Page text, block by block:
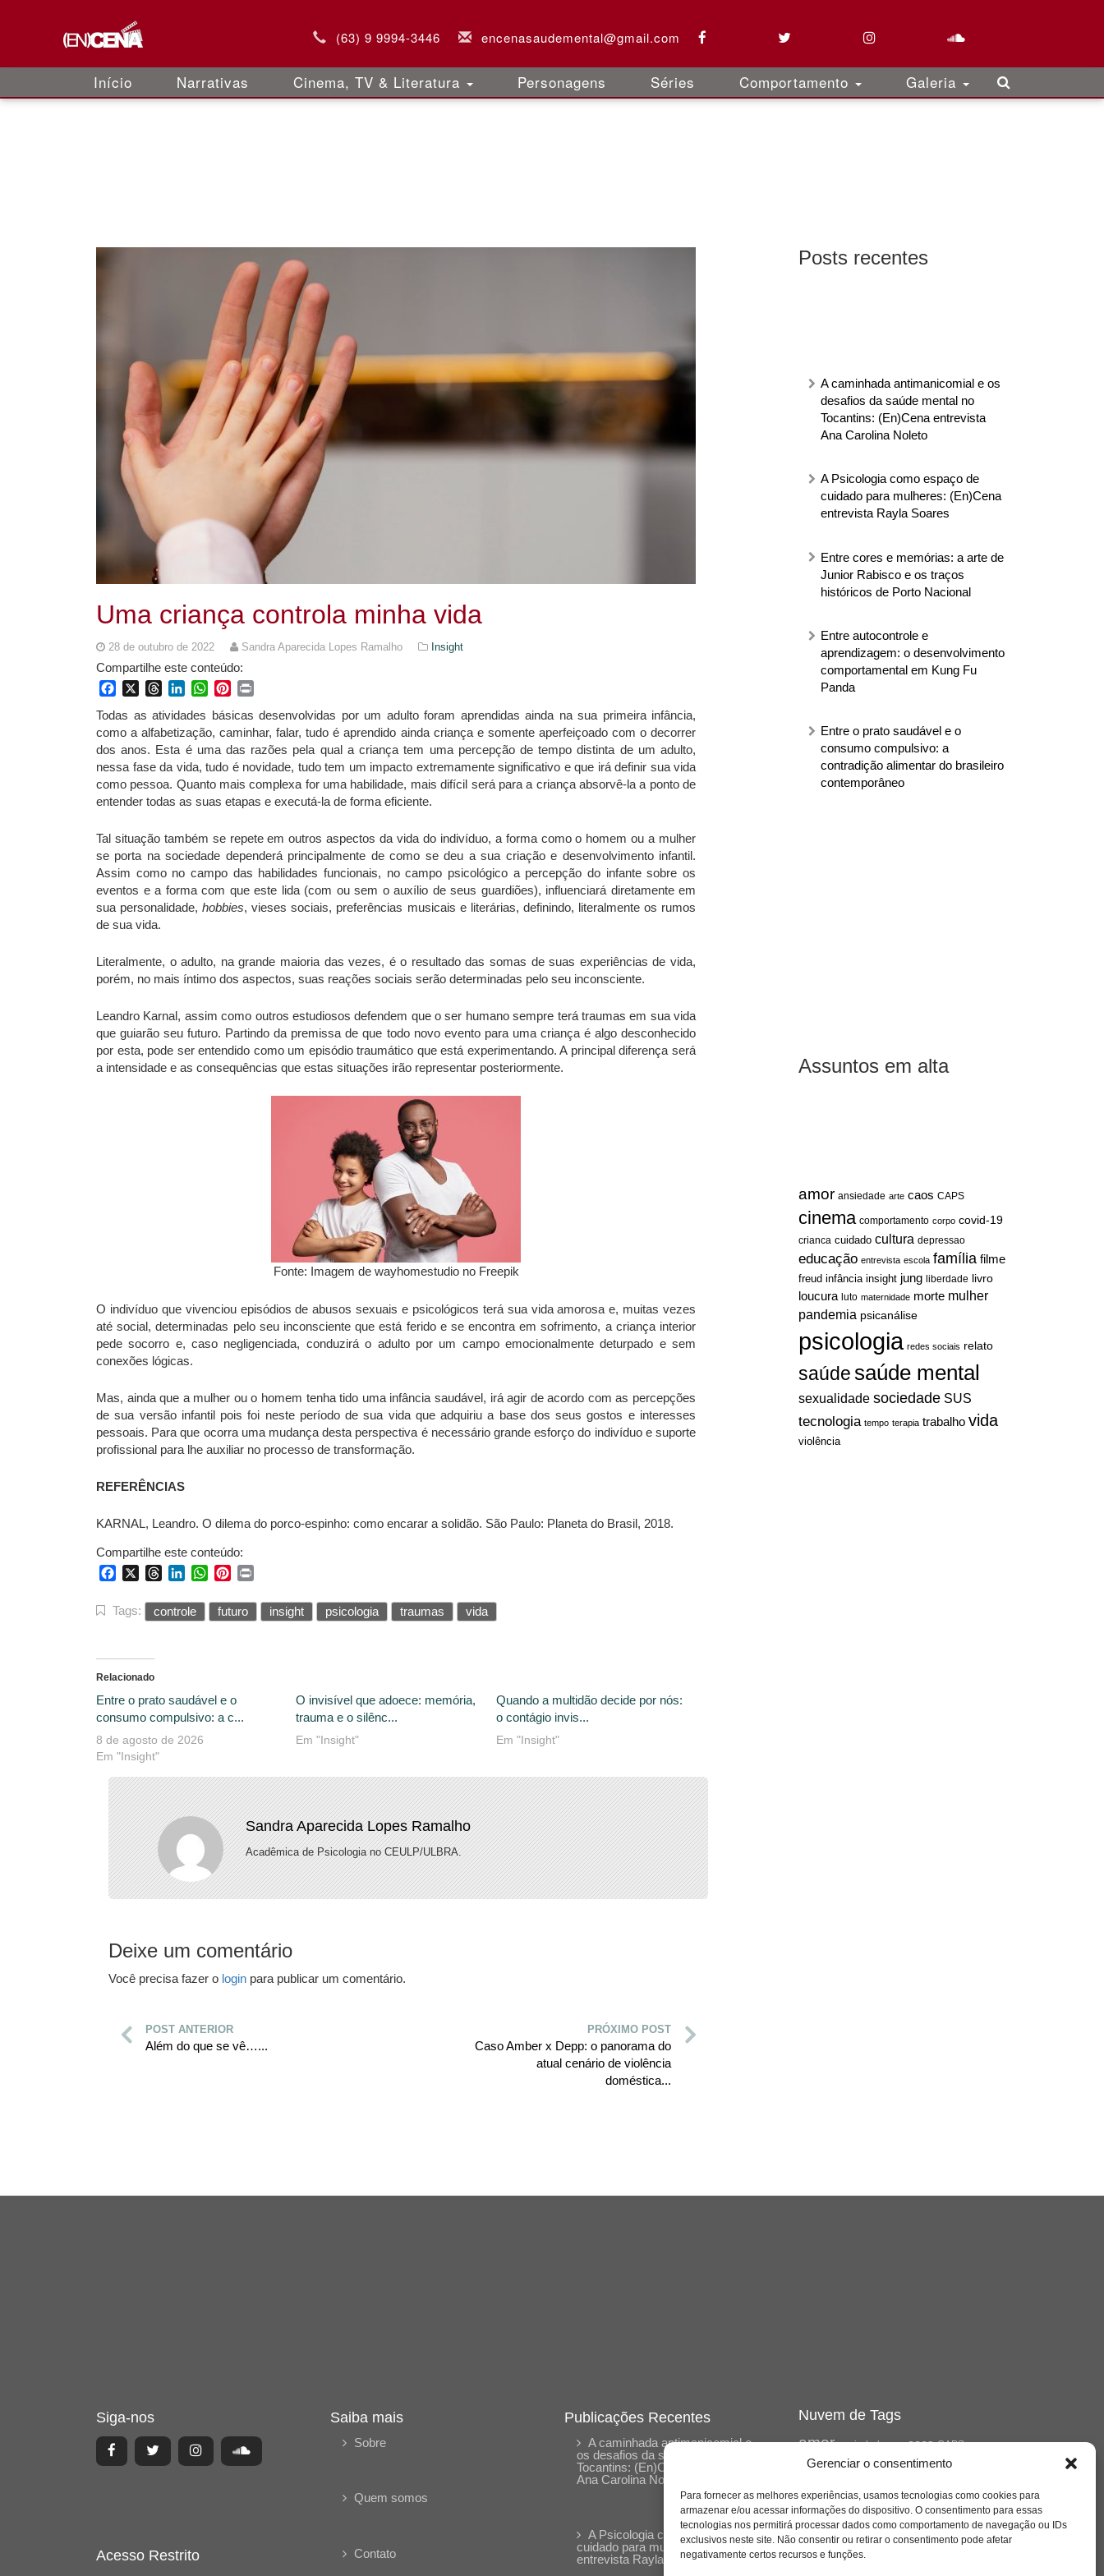
Gerenciar o consentimento
Para fornecer as melhores experiências, usamos tecnologias como cookies para
armazenar e/ou acessar informações do dispositivo. O consentimento para essas
tecnologias nos permitirá processar dados como comportamento de navegação ou IDs
exclusivos neste site. Não consentir ou retirar o consentimento pode afetar
negativamente certos recursos e funções.
(63) 9 9994-3446 encenasaudemental@gmail.com
Início Narrativas Cinema, TV & Literatura Personagens Séries Comportamento Galeria
Posts recentes
A caminhada antimanicomial e os
desafios da saúde mental no
Tocantins: (En)Cena entrevista
Ana Carolina Noleto
A Psicologia como espaço de
cuidado para mulheres: (En)Cena
entrevista Rayla Soares
Entre cores e memórias: a arte de
Junior Rabisco e os traços
históricos de Porto Nacional
Entre autocontrole e
aprendizagem: o desenvolvimento
comportamental em Kung Fu
Panda
Entre o prato saudável e o
consumo compulsivo: a
contradição alimentar do brasileiro
contemporâneo
Assuntos em alta
amor ansiedade arte caos CAPS
cinema comportamento corpo covid-19
crianca cuidado cultura depressao
educação entrevista escola família filme
freud infância insight jung liberdade livro
loucura luto maternidade morte mulher
pandemia psicanálise
psicologia redes sociais relato
saúdesaúde mental
sexualidade sociedade SUS
tecnologia tempo terapia trabalho vida
violência
Uma criança controla minha vida
28 de outubro de 2022 Sandra Aparecida Lopes Ramalho Insight
Compartilhe este conteúdo:
FacebookThreadsLinkedInWhatsApp
Pinterest
Todas as atividades básicas desenvolvidas por um adulto foram aprendidas ainda na sua primeira infância,
como a alfabetização, caminhar, falar, tudo é aprendido ainda criança e somente aperfeiçoado com o decorrer
dos anos. Esta é uma das razões pela qual a criança tem uma percepção de tempo distinta de um adulto,
nessa fase da vida, tudo é novidade, tudo tem um impacto extremamente significativo e que irá definir sua vida
como pessoa. Quanto mais complexa for uma habilidade, mais difícil será para a criança absorvê-la a ponto de
entender todas as suas etapas e executá-la de forma eficiente.
Tal situação também se repete em outros aspectos da vida do indivíduo, a forma como o homem ou a mulher
se porta na sociedade dependerá principalmente de como se deu a sua criação e desenvolvimento infantil.
Assim como no campo das habilidades funcionais, no campo psicológico a percepção do infante sobre os
eventos e a forma com que este lida (com ou sem o auxílio de seus guardiões), influenciará diretamente em
sua personalidade,hobbies, vieses sociais, preferências musicais e literárias, definindo, literalmente os rumos
de sua vida.
Literalmente, o adulto, na grande maioria das vezes, é o resultado das somas de suas experiências de vida,
porém, no mais íntimo dos aspectos, suas reações sociais serão determinadas pelo seu inconsciente.
Leandro Karnal, assim como outros estudiosos defendem que o ser humano sempre terá traumas em sua vida
que guiarão seu futuro. Partindo da premissa de que todo novo evento para uma criança é algo desconhecido
por esta, pode ser entendido como um episódio traumático que está experimentando. A principal diferença será
a intensidade e as consequências que estas situações irão representar posteriormente.
Fonte: Imagem de wayhomestudio no Freepik
O indivíduo que vivenciou episódios de abusos sexuais e psicológicos terá sua vida amorosa e, muitas vezes
até social, determinadas pelo seu inconsciente que está ferido e se encontra em sofrimento, a criança interior
pede socorro e, caso negligenciada, conduzirá o adulto por um campo emocionalmente deturpado e sem
conexões lógicas.
Mas, ainda que a mulher ou o homem tenha tido uma infância saudável, irá agir de acordo com as percepções
de sua versão infantil pois foi neste período de sua vida que adquiriu a base dos seus gostos e interesses
pessoais. Para que ocorra uma mudança desta perspectiva é necessário grande esforço do indivíduo e suporte
profissional para lhe auxiliar no processo de transformação.
REFERÊNCIAS
KARNAL, Leandro. O dilema do porco-espinho: como encarar a solidão. São Paulo: Planeta do Brasil, 2018.
Compartilhe este conteúdo:
FacebookThreadsLinkedInWhatsApp
Pinterest
Tags: controle futuro insight psicologia traumas vida
Relacionado
Entre o prato saudável e o
consumo compulsivo: a c...
8 de agosto de 2026
Em "Insight"
O invisível que adoece: memória,
trauma e o silênc...
Em "Insight"
Quando a multidão decide por nós:
o contágio invis...
Em "Insight"
Sandra Aparecida Lopes Ramalho
Acadêmica de Psicologia no CEULP/ULBRA.
Deixe um comentário
Você precisa fazer o login para publicar um comentário.
POST ANTERIOR
Além do que se vê…...
PRÓXIMO POST
Caso Amber x Depp: o panorama do
atual cenário de violência
doméstica...
Siga-nos
Acesso Restrito
Saiba mais
Sobre
Quem somos
Contato
Publicações Recentes
A caminhada antimanicomial e
os desafios da saúde mental no
Tocantins: (En)Cena entrevista
Ana Carolina Noleto
A Psicologia como espaço de
cuidado para mulheres: (En)Cena
entrevista Rayla Soares
Nuvem de Tags
amor ansiedade arte caos CAPS
cinema comportamento corpo
crianca cuidado depressao
educação entrevista escola família filme
freud infância insight jung liberdade livro
loucura luto maternidade morte mulher
pandemia